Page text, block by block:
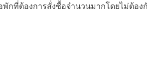
ที่ต้องการสั่งซื้อจำนวนมากโดยไม่ต้องกั